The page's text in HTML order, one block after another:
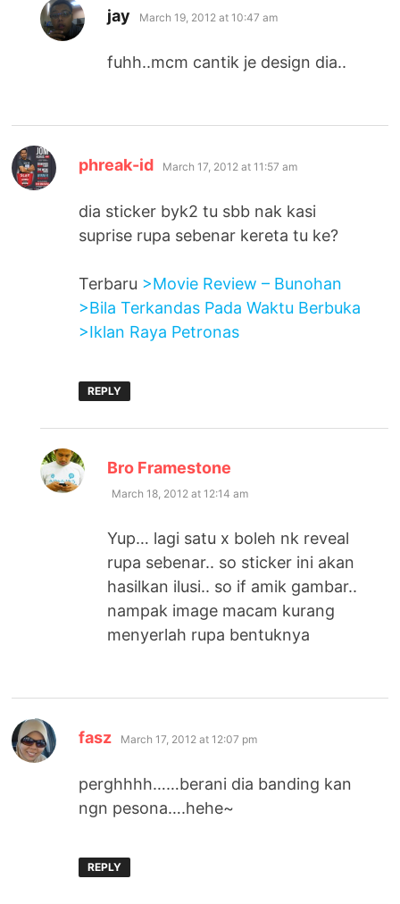
jay says:
March 19, 2012 at 10:47 am
fuhh..mcm cantik je design dia..
phreak-id says:
March 17, 2012 at 11:57 am
dia sticker byk2 tu sbb nak kasi
suprise rupa sebenar kereta tu ke?
Terbaru >Movie Review – Bunohan
>Bila Terkandas Pada Waktu Berbuka
>Iklan Raya Petronas
REPLY
Bro Framestone
March 18, 2012 at 12:14 am
Yup… lagi satu x boleh nk reveal
rupa sebenar.. so sticker ini akan
hasilkan ilusi.. so if amik gambar..
nampak image macam kurang
menyerlah rupa bentuknya
fasz says:
March 17, 2012 at 12:07 pm
perghhhh……berani dia banding kan
ngn pesona….hehe~
REPLY